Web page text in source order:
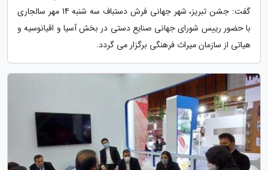
گفت: جشن تبریز، شهر جهانی فرش دستباف سه شنبه 14 مهر سالجاری
با حضور رییس شورای جهانی صنایع دستی در بخش آسیا و اقیانوسیه و
هیاتی از سازمان میراث فرهنگی برگزار می گردد.